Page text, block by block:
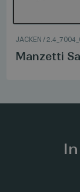
JACKEN /
Manzetti